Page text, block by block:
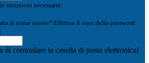
istruzioni necessarie.
al nome utente? Effettua il reset della password
di controllare la casella di posta elettronica!